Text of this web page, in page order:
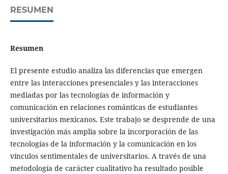
RESUMEN
Resumen
El presente estudio analiza las diferencias que emergen
entre las interacciones presenciales y las interacciones
mediadas por las tecnologías de información y
comunicación en relaciones románticas de estudiantes
universitarios mexicanos. Este trabajo se desprende de una
investigación más amplia sobre la incorporación de las
tecnologías de la información y la comunicación en los
vínculos sentimentales de universitarios. A través de una
metodología de carácter cualitativo ha resultado posible